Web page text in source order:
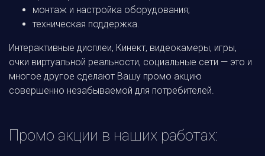
монтаж и настройка оборудования;
техническая поддержка.
Интерактивные дисплеи, Кинект, видеокамеры, игры,
очки виртуальной реальности, социальные сети — это и
многое другое сделают Вашу промо акцию
совершенно незабываемой для потребителей.
Промо акции в наших работах: